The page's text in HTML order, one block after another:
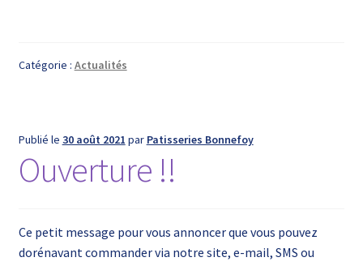
Catégorie : Actualités
Publié le 30 août 2021 par Patisseries Bonnefoy
Ouverture !!
Ce petit message pour vous annoncer que vous pouvez
dorénavant commander via notre site, e-mail, SMS ou